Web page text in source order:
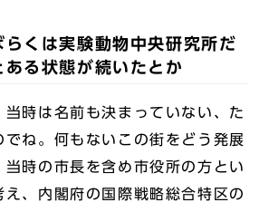
らくは実験動物中央研究所だ
ある状態が続いたとか
当時は名前も決まっていない、た
でね。何もないこの街をどう発展
当時の市長を含め市役所の方とい
え、内閣府の国際戦略総合特区の